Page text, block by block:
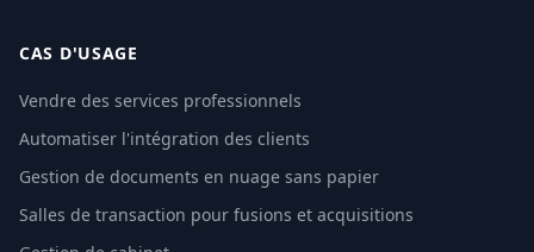
CAS D'USAGE
Vendre des services professionnels
Automatiser l'intégration des clients
Gestion de documents en nuage sans papier
Salles de transaction pour fusions et acquisitions